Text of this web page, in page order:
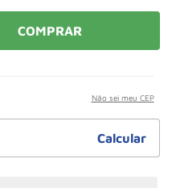
COMPRAR
Não sei meu CEP